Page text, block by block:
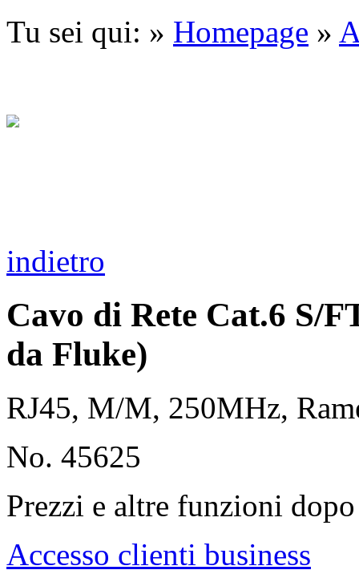
Tu sei qui: » Homepage »
indietro
Cavo di Rete Cat.6 S/
da Fluke)
RJ45, M/M, 250MHz,
No. 45625
Prezzi e altre funzioni
Accesso clienti business